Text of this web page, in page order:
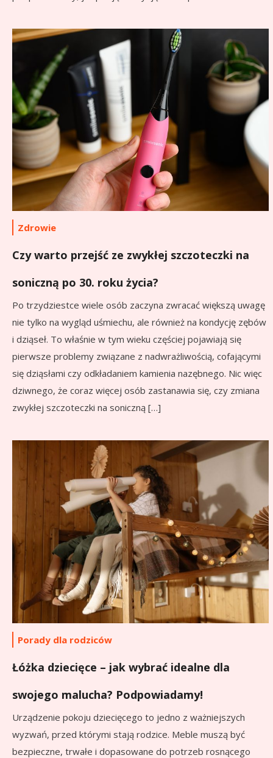
Zdrowie
Czy warto przejść ze zwykłej szczoteczki na
soniczną po 30. roku życia?
Po trzydziestce wiele osób zaczyna zwracać większą uwagę
nie tylko na wygląd uśmiechu, ale również na kondycję zębów
i dziąseł. To właśnie w tym wieku częściej pojawiają się
pierwsze problemy związane z nadwrażliwością, cofającymi
się dziąsłami czy odkładaniem kamienia nazębnego. Nic więc
dziwnego, że coraz więcej osób zastanawia się, czy zmiana
zwykłej szczoteczki na soniczną […]
Porady dla rodziców
Łóżka dziecięce – jak wybrać idealne dla
swojego malucha? Podpowiadamy!
Urządzenie pokoju dziecięcego to jedno z ważniejszych
wyzwań, przed którymi stają rodzice. Meble muszą być
bezpieczne, trwałe i dopasowane do potrzeb rosnącego